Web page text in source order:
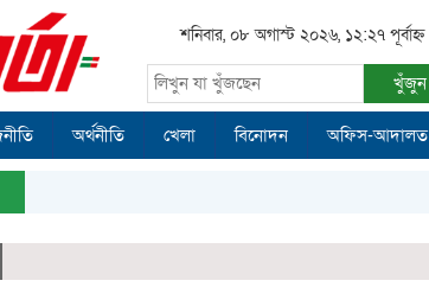
শনিবার, ০৮ অগাস্ট ২০২৬, ১২:২৭ পূর্বাহ্ন
খুঁজুন
অর্থনীতি খেলা বিনোদন অফিস-আদালত